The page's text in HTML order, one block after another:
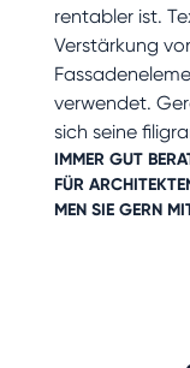
rentabler ist.
Verstärkung
verwendet.
sich seine
IMMER GUT
FÜR
MEN SIE GERN